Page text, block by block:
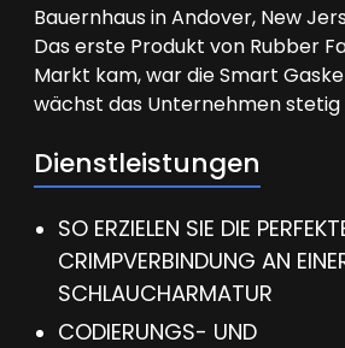
Bauernhaus in Andover, New
Das erste Produkt von Rubber
Markt kam, war die Smart
wächst das Unternehmen
Dienstleistungen
SO ERZIELEN SIE DIE
CRIMPVERBINDUNG AN
SCHLAUCHARMATUR
CODIERUNGS- UND